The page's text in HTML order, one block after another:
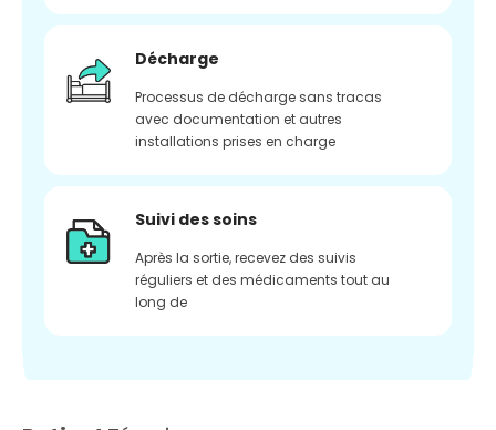
Décharge
Processus de décharge sans tracas
avec documentation et autres
installations prises en charge
Suivi des soins
Après la sortie, recevez des suivis
réguliers et des médicaments tout au
long de